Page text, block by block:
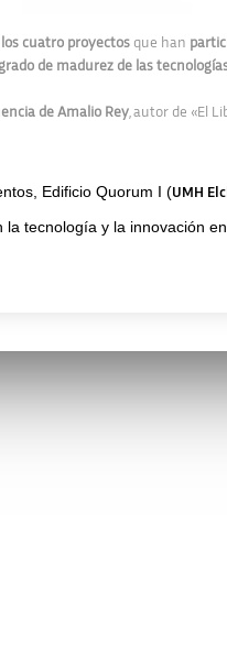
cuatro proyectosque han
de madurez de las
de Amalio Rey, autor de «El
Edificio Quorum I (UMH
tecnología y la innovación
Más